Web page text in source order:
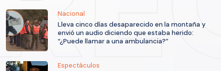
Nacional
Lleva cinco días desaparecido en la montaña y
envió un audio diciendo que estaba herido:
“¿Puede llamar a una ambulancia?”
Espectáculos